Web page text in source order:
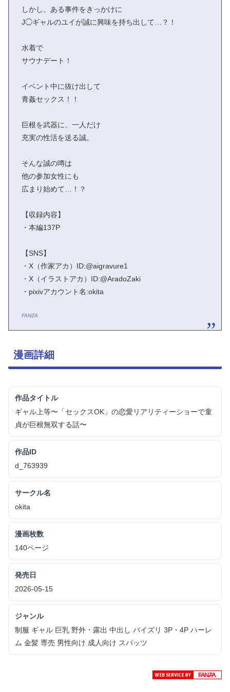
しかし、ある事件をきっかけに
J◯ギャルのユイが誠に興味を持ち出して…？！
水着で
サウナデート！
イベント中に抜け出して
青姦セックス！！
巨根を武器に、一人だけ
充実の性活を送る誠。
そんな誠の噂は
他の参加女性にも
広まり始めて…！？
【収録内容】
・本編137P
【SNS】
・X（作家アカ）ID:@aigravure1
・X（イラストアカ）ID:@AradoZaki
・pixivアカウント名:okita
FANZA
漫画詳細
作品タイトル
ギャル上等〜「セックスOK」の恋愛リアリティーショーで童
貞が巨根無双する話〜
作品ID
d_763939
サークル名
okita
漫画枚数
140ページ
発売日
2026-05-15
ジャンル
制服 ギャル 巨乳 野外・露出 中出し パイズリ 3P・4P ハーレ
ム 金髪 専売 男性向け 成人向け スパッツ